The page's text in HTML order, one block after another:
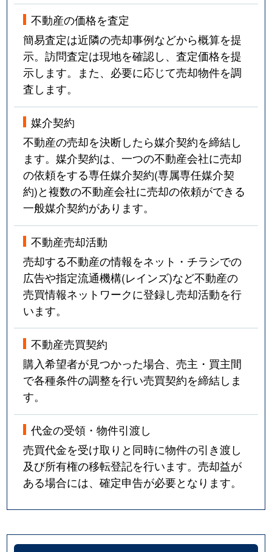
不動産の価格を査定
簡易査定は近隣の売却事例などから概算を提
示。訪問査定は現地を確認し、査定価格を提
示します。また、必要に応じて売却物件を調
査します。
媒介契約
不動産の売却を決断したら媒介契約を締結し
ます。媒介契約は、一つの不動産会社に売却
の依頼をする専任媒介契約(専属専任媒介契
約)と複数の不動産会社に売却の依頼ができる
一般媒介契約があります。
不動産売却活動
売却する不動産の情報をネット・チラシでの
広告や指定流通機構(レインズ)など不動産の
売買情報ネットワークに登録し売却活動を行
います。
不動産売買契約
購入希望者が見つかった場合、売主・買主間
で各種条件の調整を行い売買契約を締結しま
す。
代金の受領・物件引渡し
売買代金を受け取りと同時に物件の引き渡し
及び所有権の移転登記を行います。売却益が
ある場合には、確定申告が必要となります。